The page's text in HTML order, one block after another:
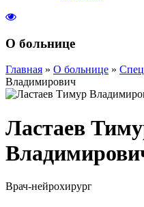
О больнице
Главная » О больнице »
Владимирович
Ластаев
Врач-нейрохирург